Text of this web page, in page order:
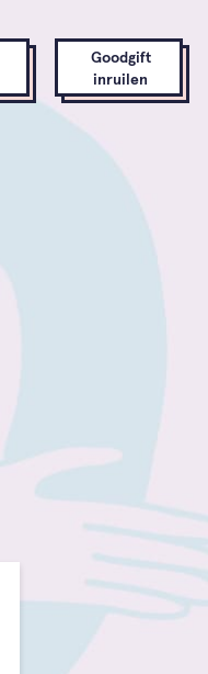
Goodgift
inruilen